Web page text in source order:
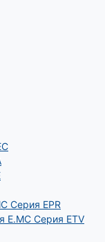
Серия EPR
E.MC Серия ETV